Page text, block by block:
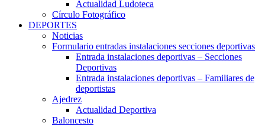
Actualidad Ludoteca
Círculo Fotográfico
DEPORTES
Noticias
Formulario entradas instalaciones secciones deportivas
Entrada instalaciones deportivas – Secciones
Deportivas
Entrada instalaciones deportivas – Familiares de
deportistas
Ajedrez
Actualidad Deportiva
Baloncesto